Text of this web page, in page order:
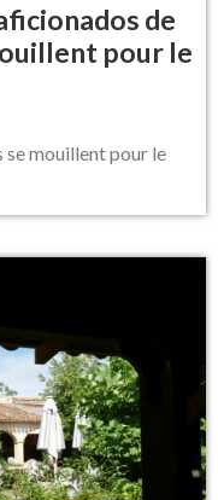
de
pour le
se mouillent pour le